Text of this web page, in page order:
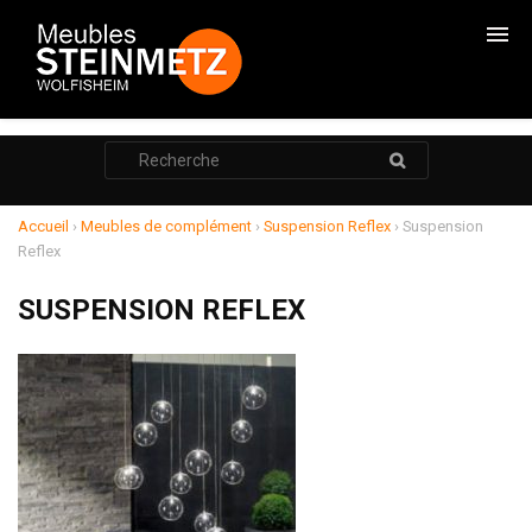
CHAMBRES
CADRES DE LITS
ARMOIRES
CHEVETS
RANGEMENTS
SALONS
RELAXATION
MEUBLE TV
POUF
Rechercher
:
Accueil › Meubles de complément › Suspension Reflex › Suspension
Reflex
SUSPENSION REFLEX